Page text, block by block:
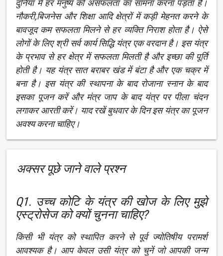
दुनिया में हर मनुष्य को असफलता का सामना करना पड़ता है।
नौकरी,बिजनेस और शिक्षा आदि क्षेत्रों में कड़ी मेहनत करने के
बावजूद कम सफलता मिलने से हर व्यक्ति निराश होता है। ऐसे
लोगों के लिए श्री सर्व कार्य सिद्धि यंत्र एक वरदान है। इस यंत्र
के प्रभाव से हर क्षेत्र में सफलता मिलती है और इच्छा की पूर्ति
होती है। यह यंत्र सात बराबर खंड में बंटा है और एक चक्र में
बना है। इस यंत्र की स्थापना के बाद रोजाना स्नान के बाद
इसका पूजन करें और मंत्र जाप के बाद यंत्र पर पीला चंदन
लगाकर आरती करें। याद रखें बुधवार के दिन इस यंत्र का पूजन
अवश्य करना चाहिए।
अक्सर पूछे जाने वाले प्रश्न
Q1. उच्च कोटि के यंत्र की खोज के लिए मुझे
एस्ट्रोसेज को क्यों चुनना चाहिए?
किसी भी यंत्र को स्थापित करने से पूर्व ज्योतिषीय परामर्श
आवश्यक है। आप केवल उसी यंत्र को चुनें जो आपकी जन्म